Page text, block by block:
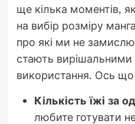
ще кілька моментів,
на вибір розміру
про які ми не
стають вирішальними
використання. Ось що
Кількість їжі за
любите готувати